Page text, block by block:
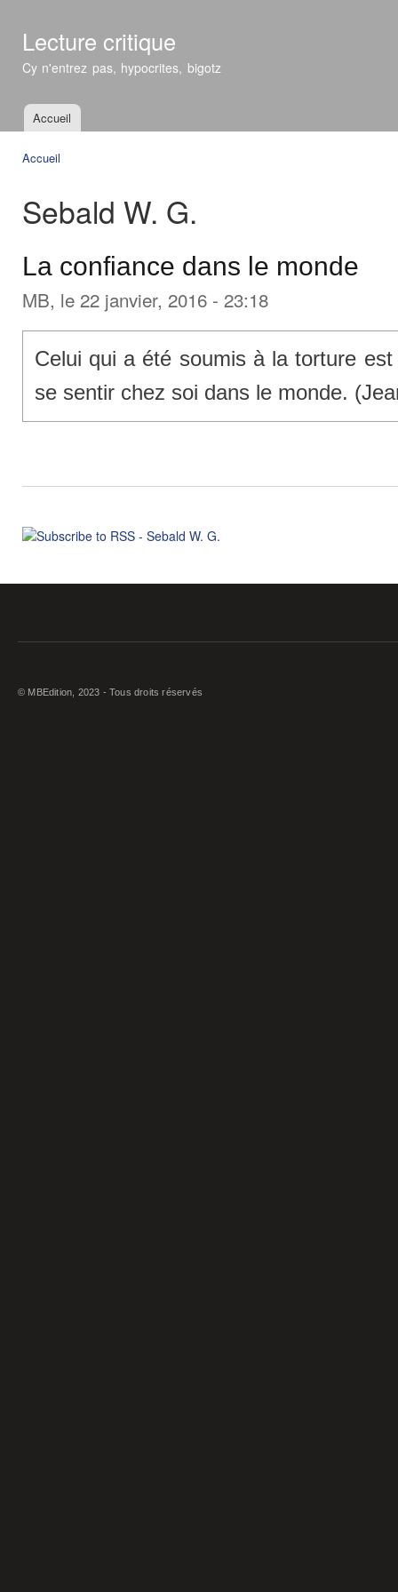
Lecture critique
Cy n'entrez pas, hypocrites, bigotz
Menu principal
Accueil
Accueil
Sebald W. G.
La confiance dans le monde
MB, le 22 janvier, 2016 - 23:18
Celui qui a été soumis à la torture
se sentir chez soi dans le monde.
© MBEdition, 2023 - Tous droits réservés